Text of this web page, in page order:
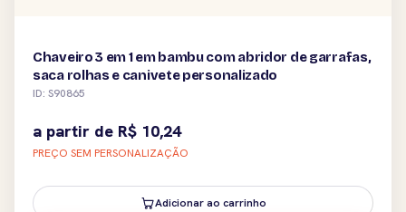
Chaveiro 3 em 1 em bambu com abridor de garrafas,
saca rolhas e canivete personalizado
ID: S90865
a partir de R$ 10,24
PREÇO SEM PERSONALIZAÇÃO
Adicionar ao carrinho